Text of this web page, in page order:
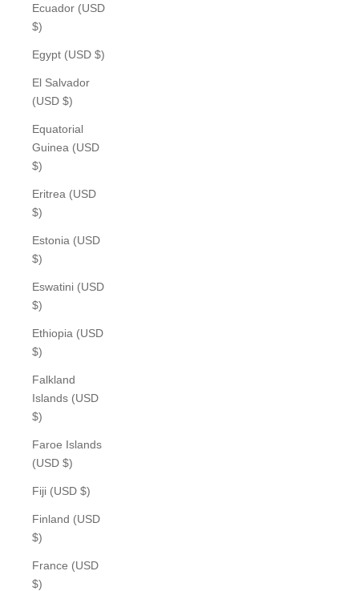
Ecuador (USD
$)
Egypt (USD $)
El Salvador
(USD $)
Equatorial
Guinea (USD
$)
Eritrea (USD
$)
Estonia (USD
$)
Eswatini (USD
$)
Ethiopia (USD
$)
Falkland
Islands (USD
$)
Faroe Islands
(USD $)
Fiji (USD $)
Finland (USD
$)
France (USD
$)